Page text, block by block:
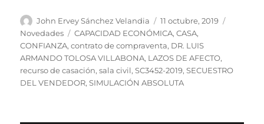
Autor
John Ervey Sánchez Velandia
Publicado
el
11 octubre, 2019
Novedades
Etiquetas
CAPACIDAD ECONÓMICA,CASA,
CONFIANZA,contrato de compraventa, DR. LUIS
ARMANDO TOLOSA VILLABONA, LAZOS DE AFECTO,
recurso de casación,sala civil,SC3452-2019,SECUESTRO
DEL VENDEDOR,SIMULACIÓN ABSOLUTA